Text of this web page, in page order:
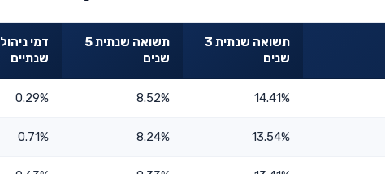
תשואה שנתית 3
שנים
תשואה שנתית 5
שנים
דמי ניהול
שנתיים
14.41%
8.52%
0.29%
13.54%
8.24%
0.71%